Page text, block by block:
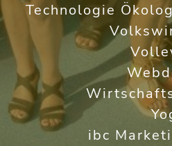
Technologie
ibc